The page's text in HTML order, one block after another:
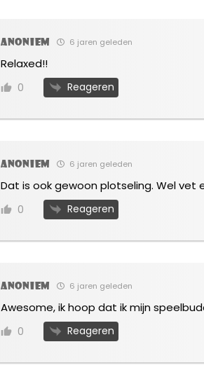
Anoniem 6 jaren geleden
Relaxed!!
0 Reageren
Anoniem 6 jaren geleden
Dat is ook gewoon plotseling. Wel vet
0 Reageren
Anoniem 6 jaren geleden
Awesome, ik hoop dat ik mijn
0 Reageren